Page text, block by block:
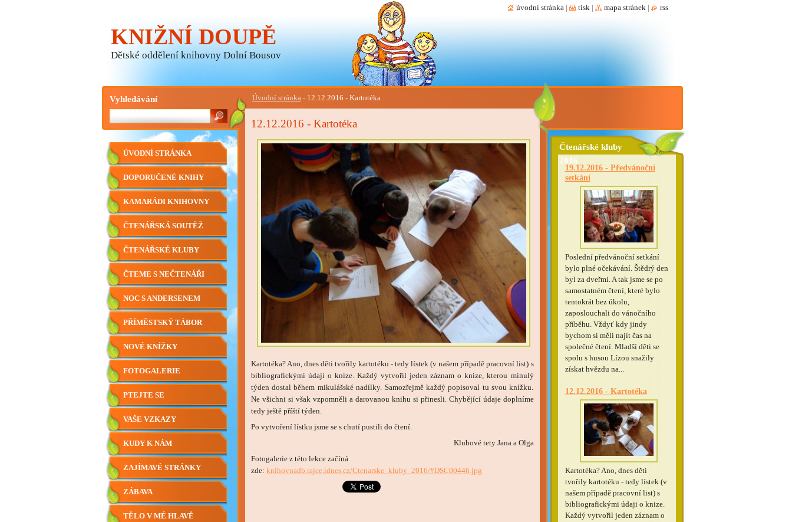
KNIŽNÍ DOUPĚ
Dětské oddělení knihovny Dolní Bousov
Úvodní stránka - 12.12.2016 - Kartotéka
12.12.2016 - Kartotéka
Kartotéka? Ano, dnes děti tvořily kartotéku - tedy lístek (v našem případě pracovní list) s
bibliografickými údaji o knize. Každý vytvořil jeden záznam o knize, kterou minulý
týden dostal během mikulášské nadílky. Samozřejmě každý popisoval tu svou knížku.
Ne všichni si však vzpomněli a darovanou knihu si přinesli. Chybějící údaje doplníme
tedy ještě příští týden.
Po vytvoření lístku jsme se s chutí pustili do čtení.
Klubové tety Jana a Olga
Fotogalerie z této lekce začíná
zde: knihovnadb.rajce.idnes.cz/Ctenarske_kluby_2016/#DSC00446.jpg
ÚVODNÍ STRÁNKA
DOPORUČENÉ KNIHY
KAMARÁDI KNIHOVNY
ČTENÁŘSKÁ SOUTĚŽ
ČTENÁŘSKÉ KLUBY
ČTEME S NEČTENÁŘI
NOC S ANDERSENEM
PŘÍMĚSTSKÝ TÁBOR
NOVÉ KNÍŽKY
FOTOGALERIE
PTEJTE SE
VAŠE VZKAZY
KUDY K NÁM
ZAJÍMAVÉ STRÁNKY
ZÁBAVA
TĚLO V MÉ HLAVĚ
Čtenářské kluby
2016
19.12.2016 - Předvánoční
setkání
Poslední předvánoční setkání
bylo plné očekávání. Štědrý den
byl za dveřmi. A tak jsme se po
samostatném čtení, které bylo
tentokrát bez úkolu,
zaposlouchali do vánočního
příběhu. Vždyť kdy jindy
bychom si měli najít čas na
společné čtení. Mladší děti se
spolu s husou Lízou snažily
získat hvězdu na...
12.12.2016 - Kartotéka
Kartotéka? Ano, dnes děti
tvořily kartotéku - tedy lístek (v
našem případě pracovní list) s
bibliografickými údaji o knize.
Každý vytvořil jeden záznam o
Vyhledávání
úvodní stránka tisk mapa stránek rss